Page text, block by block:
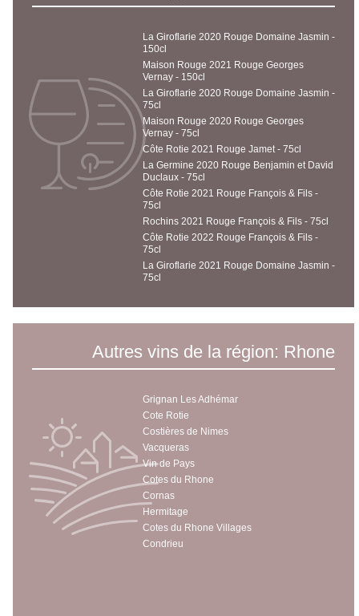
La Giroflarie 2020 Rouge Domaine Jasmin -
150cl
Maison Rouge 2021 Rouge Georges
Vernay - 150cl
La Giroflarie 2020 Rouge Domaine Jasmin -
75cl
Maison Rouge 2020 Rouge Georges
Vernay - 75cl
Côte Rotie 2021 Rouge Jamet - 75cl
La Germine 2020 Rouge Benjamin et David
Duclaux - 75cl
Côte Rotie 2021 Rouge François & Fils -
75cl
Rochins 2021 Rouge François & Fils - 75cl
Côte Rotie 2022 Rouge François & Fils -
75cl
La Giroflarie 2021 Rouge Domaine Jasmin -
75cl
Autres vins de la région: Rhone
Grignan Les Adhémar
Cote Rotie
Costières de Nimes
Vacqueras
Vin de Pays
Cotes du Rhone
Cornas
Hermitage
Cotes du Rhone Villages
Condrieu